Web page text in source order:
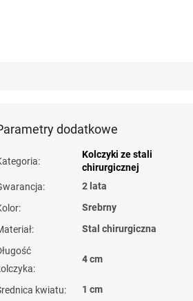
dodatkowe
:
Kolczyki ze stali
chirurgicznej
:
2 lata
:
Srebrny
:
Stal chirurgiczna
:
4 cm
kwiatu: 1 cm